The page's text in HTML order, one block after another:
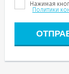
Нажимая
Политики